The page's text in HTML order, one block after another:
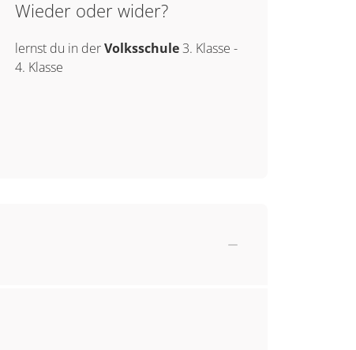
Wieder oder wider?
lernst du in derVolksschule 3. Klasse -
4. Klasse